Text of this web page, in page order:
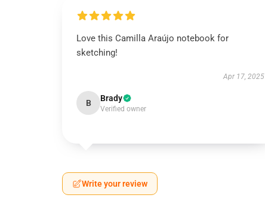
Love this Camilla Araújo notebook for
sketching!
Apr 17, 2025
B Brady
Verified owner
Write your review